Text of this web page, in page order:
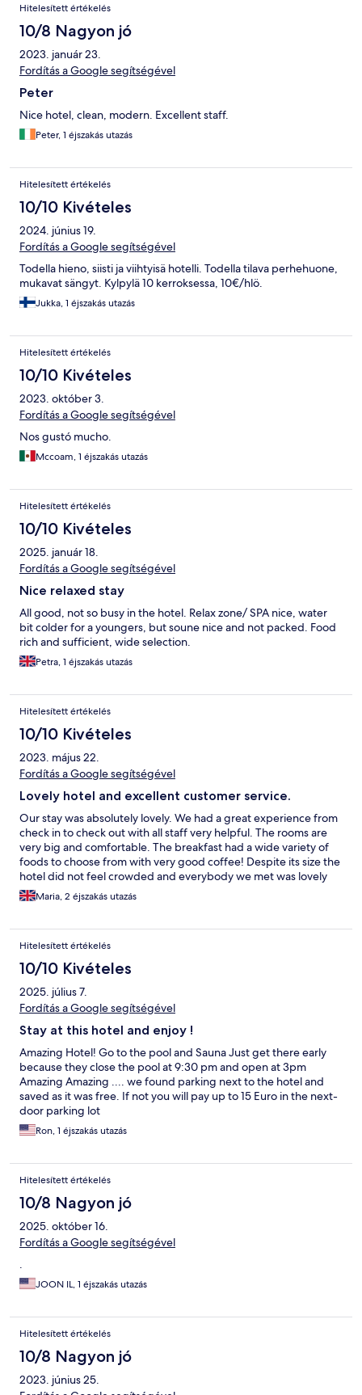
Hitelesített értékelés
10/8 Nagyon jó
2023. január 23.
Fordítás a Google segítségével
Peter
Nice hotel, clean, modern. Excellent staff.
Peter, 1 éjszakás utazás
Hitelesített értékelés
10/10 Kivételes
2024. június 19.
Fordítás a Google segítségével
Todella hieno, siisti ja viihtyisä hotelli. Todella tilava perhehuone,
mukavat sängyt. Kylpylä 10 kerroksessa, 10€/hlö.
Jukka, 1 éjszakás utazás
Hitelesített értékelés
10/10 Kivételes
2023. október 3.
Fordítás a Google segítségével
Nos gustó mucho.
Mccoam, 1 éjszakás utazás
Hitelesített értékelés
10/10 Kivételes
2025. január 18.
Fordítás a Google segítségével
Nice relaxed stay
All good, not so busy in the hotel. Relax zone/ SPA nice, water
bit colder for a youngers, but soune nice and not packed. Food
rich and sufficient, wide selection.
Petra, 1 éjszakás utazás
Hitelesített értékelés
10/10 Kivételes
2023. május 22.
Fordítás a Google segítségével
Lovely hotel and excellent customer service.
Our stay was absolutely lovely. We had a great experience from
check in to check out with all staff very helpful. The rooms are
very big and comfortable. The breakfast had a wide variety of
foods to choose from with very good coffee! Despite its size the
hotel did not feel crowded and everybody we met was lovely
and very welcoming!
Maria, 2 éjszakás utazás
Hitelesített értékelés
10/10 Kivételes
2025. július 7.
Fordítás a Google segítségével
Stay at this hotel and enjoy !
Amazing Hotel! Go to the pool and Sauna Just get there early
because they close the pool at 9:30 pm and open at 3pm
Amazing Amazing .... we found parking next to the hotel and
saved as it was free. If not you will pay up to 15 Euro in the next-
door parking lot
Ron, 1 éjszakás utazás
Hitelesített értékelés
10/8 Nagyon jó
2025. október 16.
Fordítás a Google segítségével
.
JOON IL, 1 éjszakás utazás
Hitelesített értékelés
10/8 Nagyon jó
2023. június 25.